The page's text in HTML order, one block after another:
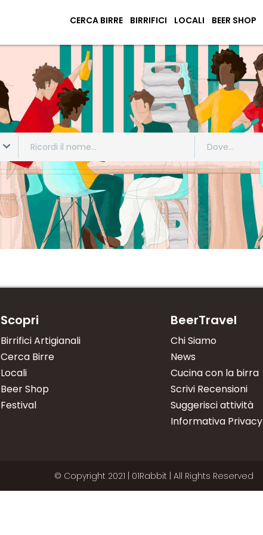
CERCA BIRRE BIRRIFICI LOCALI BEER SHOP
Scopri
Birrifici Artigianali
Cerca Birre
Locali
Beer Shop
Festival
BeerTravel
Chi Siamo
News
Cucina con la birra
Scrivi Recensioni
Suggerisci attività
Informativa Privacy
© Copyright 2021 | 01Rabbit | All Rights Reserved